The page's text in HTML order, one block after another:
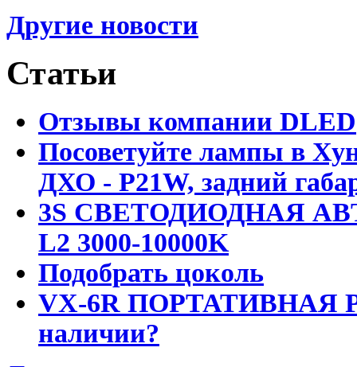
Другие новости
Статьи
Отзывы компании DLED
Посоветуйте лампы в
ДХО - P21W, задний
3S СВЕТОДИОДНАЯ
L2 3000-10000K
Подобрать цоколь
VX-6R ПОРТАТИВНАЯ
наличии?